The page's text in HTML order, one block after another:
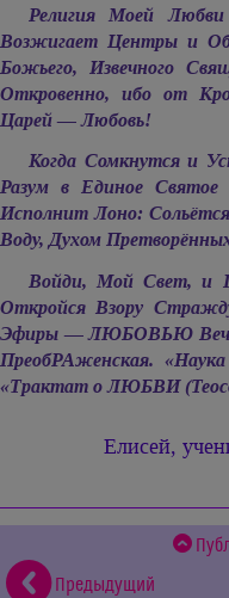
Религия Моей
Возжигает Центры и
Божьего, Извечного
Откровенно, ибо от
Царей — Любовь!
Когда Сомкнутся и
Разум в Единое
Исполнит Лоно:
Воду, Духом
Войди, Мой Свет, и
Откройся Взору
Эфиры — ЛЮБОВЬЮ
ПреобРАженская.
«Трактат о ЛЮБВИ
Елисей,
Предыдущий